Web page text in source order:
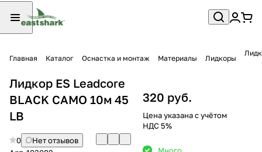
Главная Каталог Оснастка и монтаж Материалы Лидкоры
Лидкор ES Leadcore
BLACK CAMO 10м 45
LB
0
Нет отзывов
320 руб.
Цена указана с учётом
НДС 5%